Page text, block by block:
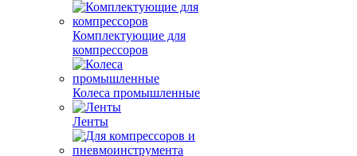
Комплектующие для
компрессоров
Колеса промышленные
Ленты